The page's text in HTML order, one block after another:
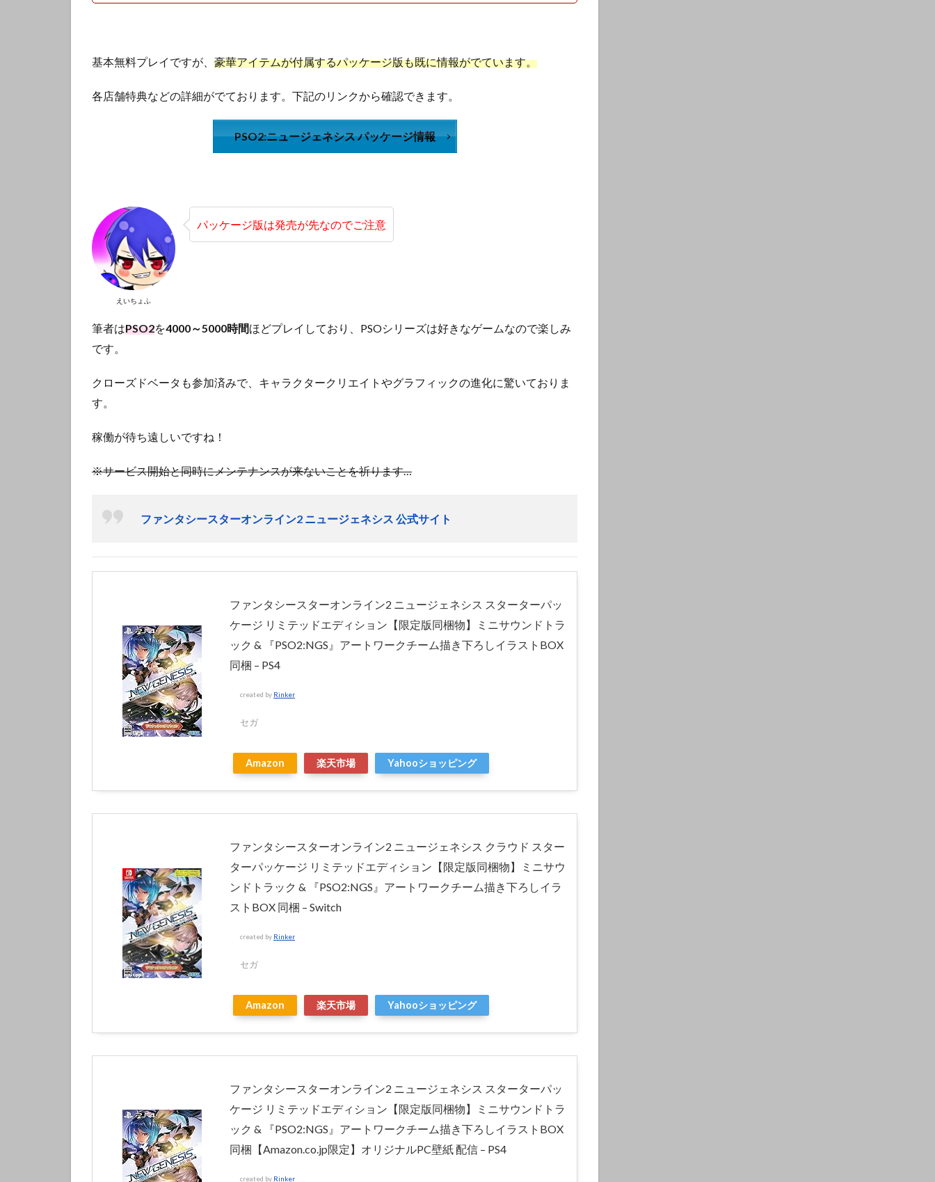
基本無料プレイですが、 豪華アイテムが付属するパッケージ版も既に情報がでています。
各店舗特典などの詳細がでております。下記のリンクから確認できます。
PSO2:ニュージェネシス パッケージ情報
えいちょふ
パッケージ版は発売が先なのでご注意
筆者はPSO2を4000～5000時間ほどプレイしており、PSOシリーズは好きなゲームなので楽しみ
です。
クローズドベータも参加済みで、キャラクタークリエイトやグラフィックの進化に驚いておりま
す。
稼働が待ち遠しいですね！
※サービス開始と同時にメンテナンスが来ないことを祈ります…
ファンタシースターオンライン2 ニュージェネシス 公式サイト
ファンタシースターオンライン2 ニュージェネシス スターターパッ
ケージ リミテッドエディション【限定版同梱物】ミニサウンドトラ
ック & 『PSO2:NGS』アートワークチーム描き下ろしイラストBOX
同梱 – PS4
created by Rinker
セガ
Amazon 楽天市場 Yahooショッピング
ファンタシースターオンライン2 ニュージェネシス クラウド スター
ターパッケージ リミテッドエディション【限定版同梱物】ミニサウ
ンドトラック & 『PSO2:NGS』アートワークチーム描き下ろしイラ
ストBOX 同梱 – Switch
created by Rinker
セガ
Amazon 楽天市場 Yahooショッピング
ファンタシースターオンライン2 ニュージェネシス スターターパッ
ケージ リミテッドエディション【限定版同梱物】ミニサウンドトラ
ック & 『PSO2:NGS』アートワークチーム描き下ろしイラストBOX
同梱【Amazon.co.jp限定】オリジナルPC壁紙 配信 – PS4
created by Rinker